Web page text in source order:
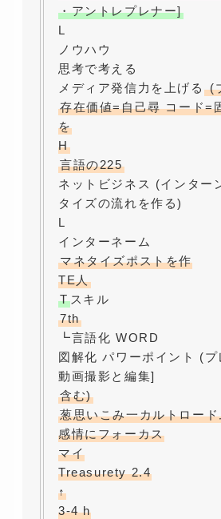
・アントレプレナー]
L
ノウハウ
思考で考える
メディア発信力を上げる (
存在価値=自己尋 コード=
を
H
言語の225
ネットビジネス (インター
タイズの流れを作る)
L
インターネーム
マネタイズポストを作
TE人
Tスキル
7th
┗言語化 WORD
図解化 パワーポイント (プ
動画撮影と編集]
含む)
葱思いこみ一カルトロー
感情にフォーカス
マイ
Treasurety 2.4
↑
3-4 h